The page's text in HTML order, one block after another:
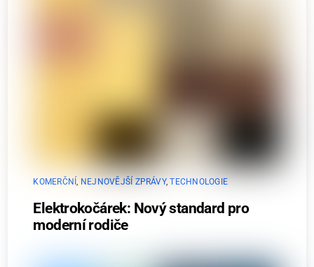
KOMERČNÍ, NEJNOVĚJŠÍ ZPRÁVY,TECHNOLOGIE
Elektrokočárek: Nový standard pro
moderní rodiče